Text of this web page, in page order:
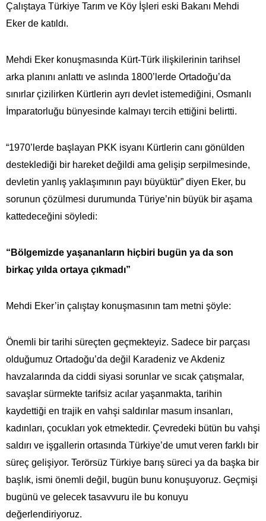
Çalıştaya Türkiye Tarım ve Köy İşleri eski Bakanı Mehdi
Eker de katıldı.
Mehdi Eker konuşmasında Kürt-Türk ilişkilerinin tarihsel
arka planını anlattı ve aslında 1800’lerde Ortadoğu’da
sınırlar çizilirken Kürtlerin ayrı devlet istemediğini, Osmanlı
İmparatorluğu bünyesinde kalmayı tercih ettiğini belirtti.
“1970’lerde başlayan PKK isyanı Kürtlerin canı gönülden
desteklediği bir hareket değildi ama gelişip serpilmesinde,
devletin yanlış yaklaşımının payı büyüktür” diyen Eker, bu
sorunun çözülmesi durumunda Türiye’nin büyük bir aşama
kattedeceğini söyledi:
“Bölgemizde yaşananların hiçbiri bugün ya da son
birkaç yılda ortaya çıkmadı”
Mehdi Eker’in çalıştay konuşmasının tam metni şöyle:
Önemli bir tarihi süreçten geçmekteyiz. Sadece bir parçası
olduğumuz Ortadoğu’da değil Karadeniz ve Akdeniz
havzalarında da ciddi siyasi sorunlar ve sıcak çatışmalar,
savaşlar sürmekte tarifsiz acılar yaşanmakta, tarihin
kaydettiği en trajik en vahşi saldırılar masum insanları,
kadınları, çocukları yok etmektedir. Çevredeki bütün bu vahşi
saldırı ve işgallerin ortasında Türkiye’de umut veren farklı bir
süreç gelişiyor. Terörsüz Türkiye barış süreci ya da başka bir
başlık, ismi önemli değil, bugün bunu konuşuyoruz. Geçmişi
bugünü ve gelecek tasavvuru ile bu konuyu
değerlendiriyoruz.